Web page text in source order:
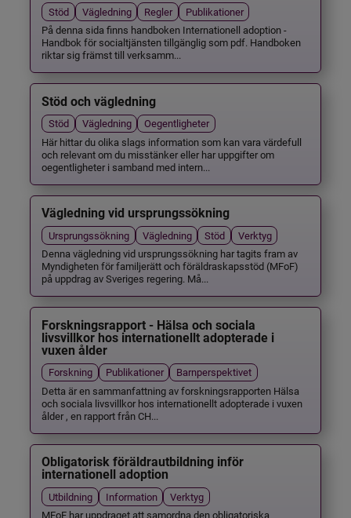
Stöd Vägledning Regler
Publikationer
På denna sida finns handboken Internationell adoption -
Handbok för socialtjänsten tillgänglig som pdf. Handboken
riktar sig främst till verksamm...
Stöd och vägledning
Stöd Vägledning
Oegentligheter
Här hittar du olika slags information som kan vara värdefull
och relevant om du misstänker eller har uppgifter om
oegentligheter i samband med intern...
Vägledning vid ursprungssökning
Ursprungssökning Vägledning Stöd
Verktyg
Denna vägledning vid ursprungssökning har tagits fram av
Myndigheten för familjerätt och föräldraskapsstöd (MFoF)
på uppdrag av Sveriges regering. Må...
Forskningsrapport - Hälsa och sociala
livsvillkor hos internationellt adopterade i
vuxen ålder
Forskning Publikationer
Barnperspektivet
Detta är en sammanfattning av forskningsrapporten Hälsa
och sociala livsvillkor hos internationellt adopterade i vuxen
ålder , en rapport från CH...
Obligatorisk föräldrautbildning inför
internationell adoption
Utbildning Information
Verktyg
MFoF har uppdraget att samordna den obligatoriska